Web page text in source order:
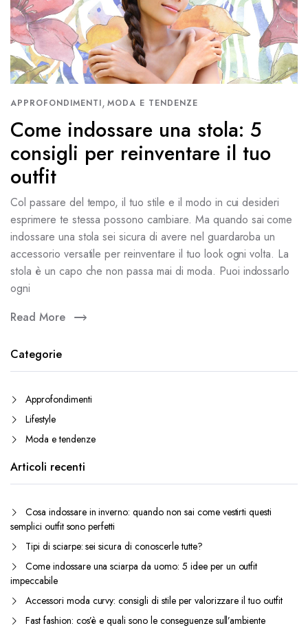
APPROFONDIMENTI, MODA E TENDENZE
Come indossare una stola: 5
consigli per reinventare il tuo
outfit
Col passare del tempo, il tuo stile e il modo in cui desideri
esprimere te stessa possono cambiare. Ma quando sai come
indossare una stola sei sicura di avere nel guardaroba un
accessorio versatile per reinventare il tuo look ogni volta. La
stola è un capo che non passa mai di moda. Puoi indossarlo
ogni
Read More
Categorie
Approfondimenti
Lifestyle
Moda e tendenze
Articoli recenti
Cosa indossare in inverno: quando non sai come vestirti questi
semplici outfit sono perfetti
Tipi di sciarpe: sei sicura di conoscerle tutte?
Come indossare una sciarpa da uomo: 5 idee per un outfit
impeccabile
Accessori moda curvy: consigli di stile per valorizzare il tuo outfit
Fast fashion: cos’è e quali sono le conseguenze sull’ambiente